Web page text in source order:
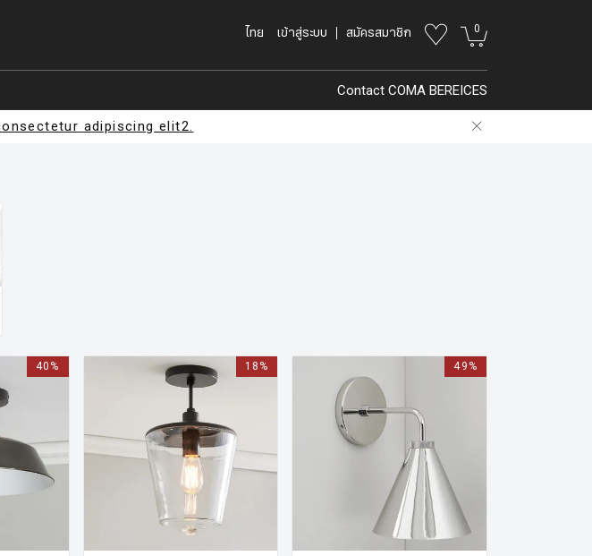
ไทย เข้าสู่ระบบ สมัครสมาชิก 0
Contact COMA BEREICES
adipiscing elit2.
40% 18% 49%